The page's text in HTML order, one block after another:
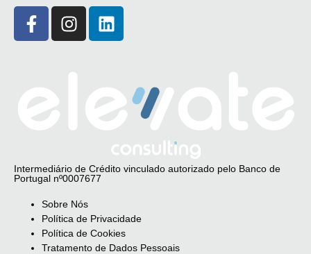
Intermediário de Crédito vinculado autorizado pelo Banco de
Portugal nº0007677
Sobre Nós
Política de Privacidade
Política de Cookies
Tratamento de Dados Pessoais